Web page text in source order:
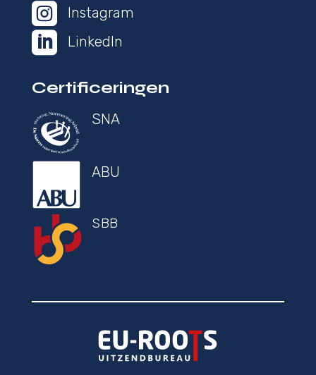
 Instagram
 LinkedIn
Certificeringen
SNA
ABU
SBB